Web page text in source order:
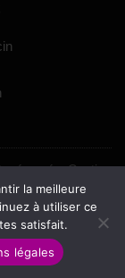
réservés. Gestion
de vente
la meilleure
à utiliser ce
satisfait.
légales